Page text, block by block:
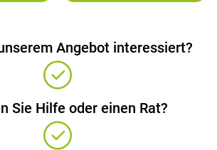
Angebot interessiert?
Sie Hilfe oder einen Rat?